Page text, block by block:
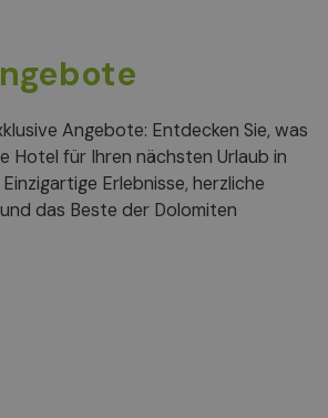
Angebote: Entdecken Sie, was
Hotel für Ihren nächsten Urlaub in
Erlebnisse, herzliche
das Beste der Dolomiten